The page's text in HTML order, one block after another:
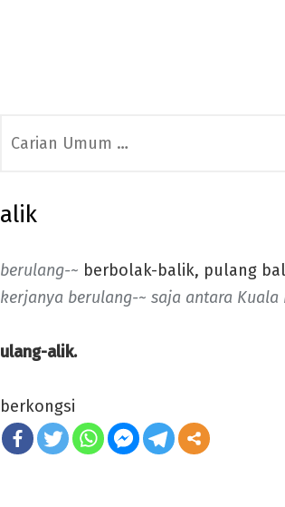
for:
alik
berulang-~ berbolak-balik, pulang
kerjanya berulang-~ saja antara
ulang-alik.
berkongsi